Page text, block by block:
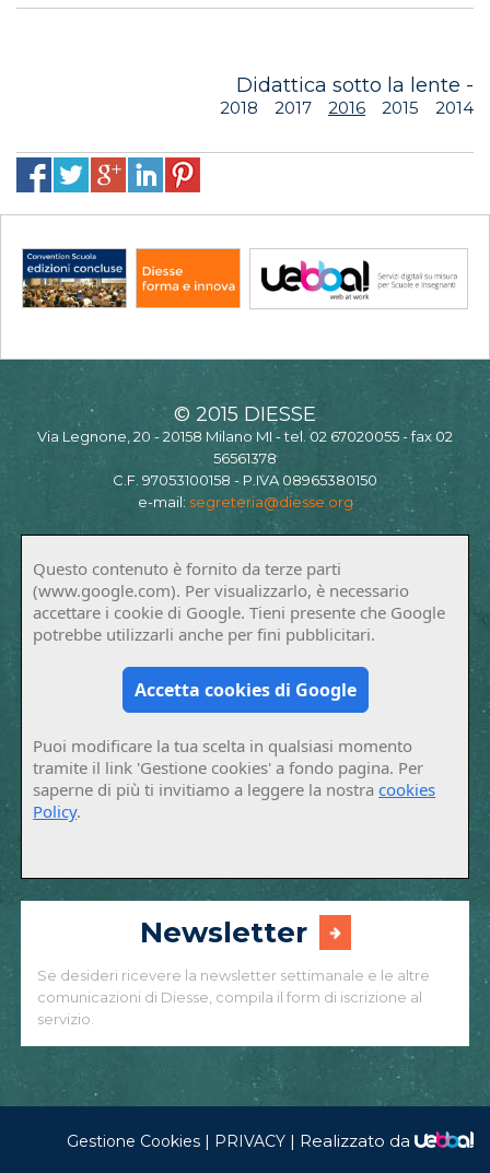
Didattica sotto la lente -
2018 2017 2016 2015 2014
© 2015 DIESSE
Via Legnone, 20 - 20158 Milano MI - tel. 02 67020055 - fax 02
56561378
C.F. 97053100158 - P.IVA 08965380150
e-mail: segreteria@diesse.org
Questo contenuto è fornito da terze parti
(www.google.com). Per visualizzarlo, è necessario
accettare i cookie di Google. Tieni presente che Google
potrebbe utilizzarli anche per fini pubblicitari.
Accetta cookies di Google
Puoi modificare la tua scelta in qualsiasi momento
tramite il link 'Gestione cookies' a fondo pagina. Per
saperne di più ti invitiamo a leggere la nostracookies
Policy.
Newsletter
Se desideri ricevere la newsletter settimanale e le altre
comunicazioni di Diesse, compila il form di iscrizione al
servizio.
Gestione Cookies | PRIVACY | Realizzato da